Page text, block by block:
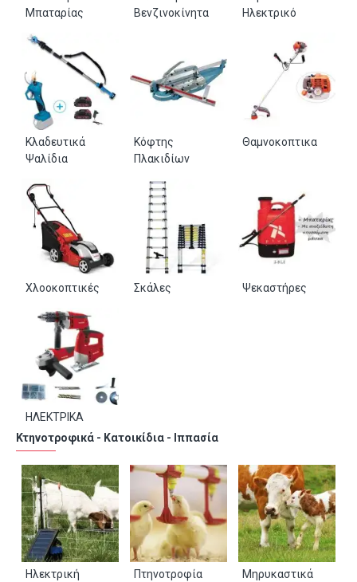
Μπαταρίας
Βενζινοκίνητα
Ηλεκτρικό
Κλαδευτικά
Ψαλίδια
Κόφτης
Πλακιδίων
Θαμνοκοπτικα
Χλοοκοπτικές Σκάλες Ψεκαστήρες
ΗΛΕΚΤΡΙΚΑ
Κτηνοτροφικά - Κατοικίδια - Ιππασία
Ηλεκτρική
Πτηνοτροφία Μηρυκαστικά